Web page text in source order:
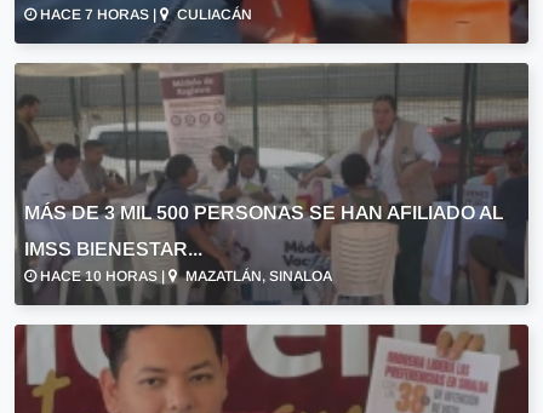
HACE 7 HORAS | CULIACÁN
MÁS DE 3 MIL 500 PERSONAS SE HAN AFILIADO AL
IMSS BIENESTAR...
HACE 10 HORAS | MAZATLÁN, SINALOA